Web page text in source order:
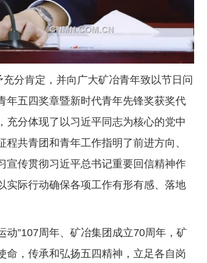
分肯定，并向广大矿冶青年致以节日问
年五四奖章暨新时代青年先锋奖获奖代
充分体现了以习近平同志为核心的党中
共青团和青年工作指明了前进方向、
宣传贯彻习近平总书记重要回信精神作
实际行动确保各项工作有形有感、落地
动”107周年、矿冶集团成立70周年，矿
命，传承和弘扬五四精神，立足各自岗